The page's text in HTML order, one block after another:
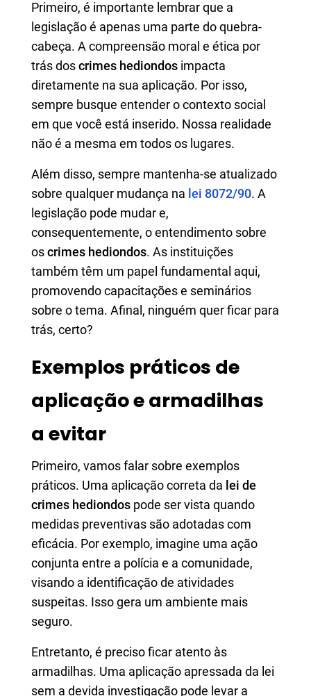
Primeiro, é importante lembrar que a
legislação é apenas uma parte do quebra-
cabeça. A compreensão moral e ética por
trás doscrimes hediondos impacta
diretamente na sua aplicação. Por isso,
sempre busque entender o contexto social
em que você está inserido. Nossa realidade
não é a mesma em todos os lugares.
Além disso, sempre mantenha-se atualizado
sobre qualquer mudança na lei 8072/90. A
legislação pode mudar e,
consequentemente, o entendimento sobre
oscrimes hediondos. As instituições
também têm um papel fundamental aqui,
promovendo capacitações e seminários
sobre o tema. Afinal, ninguém quer ficar para
trás, certo?
Exemplos práticos de
aplicação e armadilhas
a evitar
Primeiro, vamos falar sobre exemplos
práticos. Uma aplicação correta da lei de
crimes hediondos pode ser vista quando
medidas preventivas são adotadas com
eficácia. Por exemplo, imagine uma ação
conjunta entre a polícia e a comunidade,
visando a identificação de atividades
suspeitas. Isso gera um ambiente mais
seguro.
Entretanto, é preciso ficar atento às
armadilhas. Uma aplicação apressada da lei
sem a devida investigação pode levar a